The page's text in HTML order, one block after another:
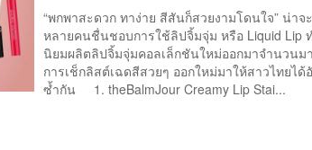
“พกพาสะดวก ทาง่าย สีสันก็สวยงามโดนใจ” น่า
หลายคนชื่นชอบการใช้ลิปจิ้มจุ่ม หรือ Liquid Lip
นิยมผลิตลิปจิ้มจุ่มคอลเล็กชันใหม่ออกมาจำนวนมา
การเช็กลิสต์เฉดสีสวยๆ ออกใหม่มาให้สาวไทยได้
ซ้ำกัน 1. theBalmJour Creamy Lip Stai...